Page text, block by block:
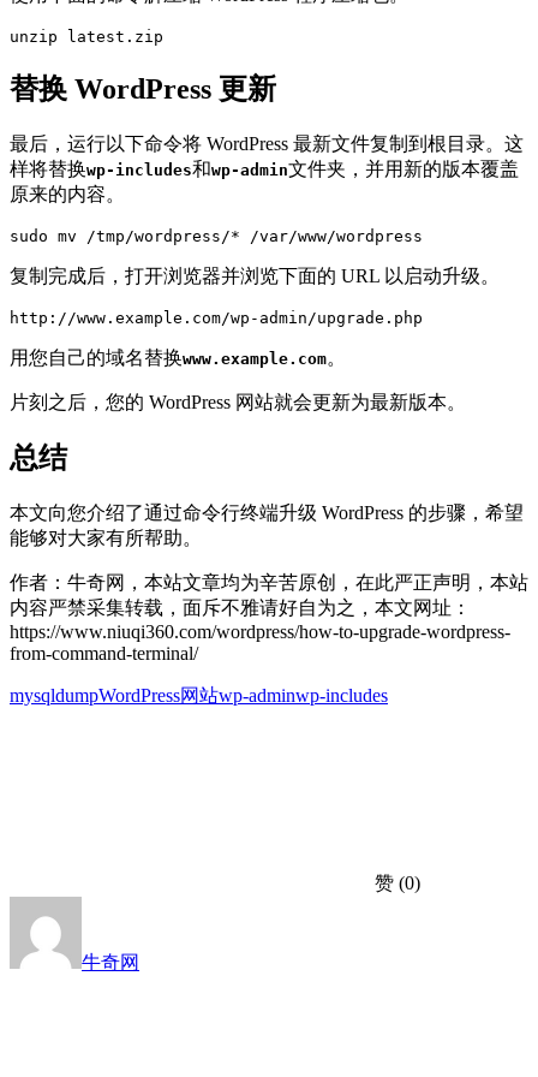
unzip latest.zip
替换 WordPress 更新
最后，运行以下命令将 WordPress 最新文件复制到根目录。这
样将替换wp-includes和wp-admin文件夹，并用新的版本覆盖
原来的内容。
sudo mv /tmp/wordpress/* /var/www/wordpress
复制完成后，打开浏览器并浏览下面的 URL 以启动升级。
http://www.example.com/wp-admin/upgrade.php
用您自己的域名替换www.example.com。
片刻之后，您的 WordPress 网站就会更新为最新版本。
总结
本文向您介绍了通过命令行终端升级 WordPress 的步骤，希望
能够对大家有所帮助。
作者：牛奇网，本站文章均为辛苦原创，在此严正声明，本站
内容严禁采集转载，面斥不雅请好自为之，本文网址：
https://www.niuqi360.com/wordpress/how-to-upgrade-wordpress-
from-command-terminal/
mysqldumpWordPress网站wp-adminwp-includes
赞 (0)
牛奇网